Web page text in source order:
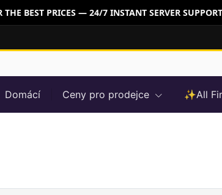
BEST PRICES — 24/7 INSTANT SERVER
Domácí Ceny pro prodejce ✨All